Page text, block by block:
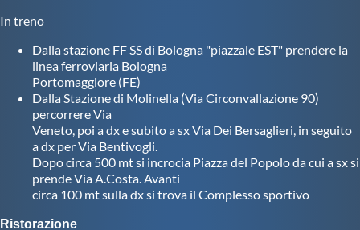
Webmail
Contatti
Mappa del sito
In treno
Dalla stazione FF SS di Bologna "piazzale EST" prendere la
linea ferroviaria Bologna
Portomaggiore (FE)
Dalla Stazione di Molinella (Via Circonvallazione 90)
percorrere Via
Veneto, poi a dx e subito a sx Via Dei Bersaglieri, in seguito
a dx per Via Bentivogli.
Dopo circa 500 mt si incrocia Piazza del Popolo da cui a sx si
prende Via A.Costa. Avanti
circa 100 mt sulla dx si trova il Complesso sportivo
Ristorazione